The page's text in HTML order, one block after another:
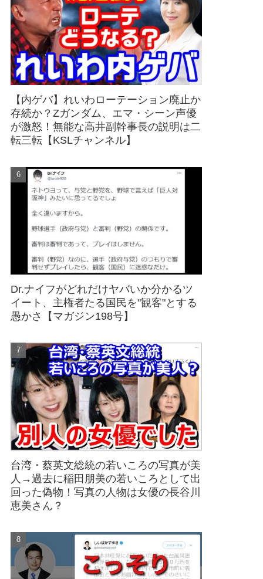
【内ゲバ】れいわローテーション廃止か
存続か？Zガンダム、エマ・シーン声優
が激怒！無能な高井副幹事長の説明は二
転三転【KSLチャンネル】
Dr.ナイフがどれだけヤバいか分かるツ
イート、主権者たる国民を"観客"とする
愚かさ【マガジン198号】
台湾・蔡英文総統の若いころの写真が美
人→過去に稲田朋美の若いころとして出
回った偽物！写真の人物は女優の長谷川
恵美さん？